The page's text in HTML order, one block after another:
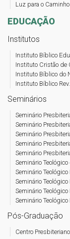
Luz para o Caminho
EDUCAÇÃO
Institutos
Instituto Bíblico
Instituto Cristão de
Instituto Bíblico do
Instituto Bíblico
Seminários
Seminário
Seminário
Seminário
Seminário
Seminário
Seminário
Seminário
Seminário
Seminário
Seminário
Pós-Graduação
Centro